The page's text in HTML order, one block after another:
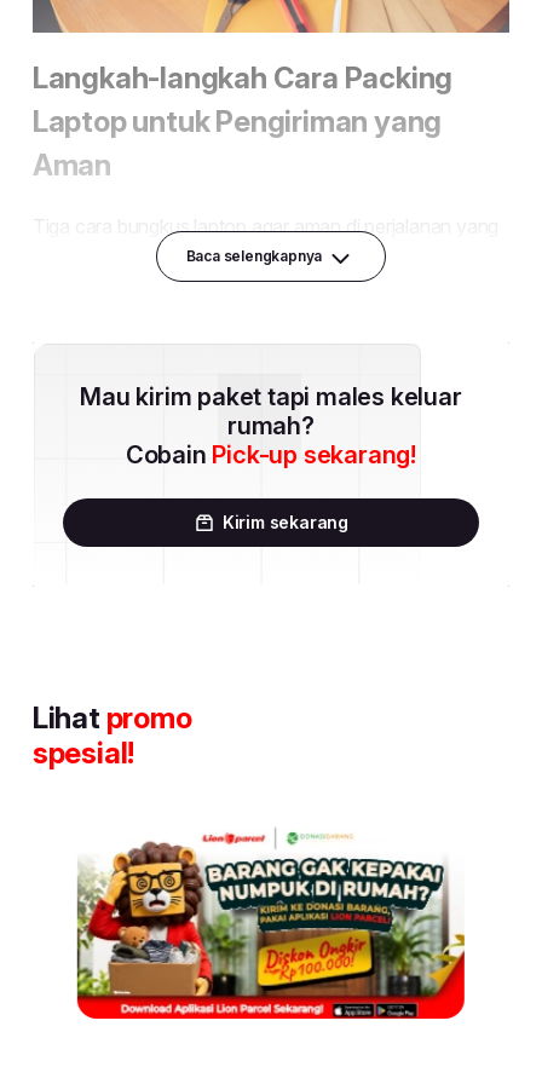
Baca selengkapnya
Mau kirim paket tapi males keluar
rumah?
Cobain Pick-up sekarang!
Kirim sekarang
Lihat promo
spesial!